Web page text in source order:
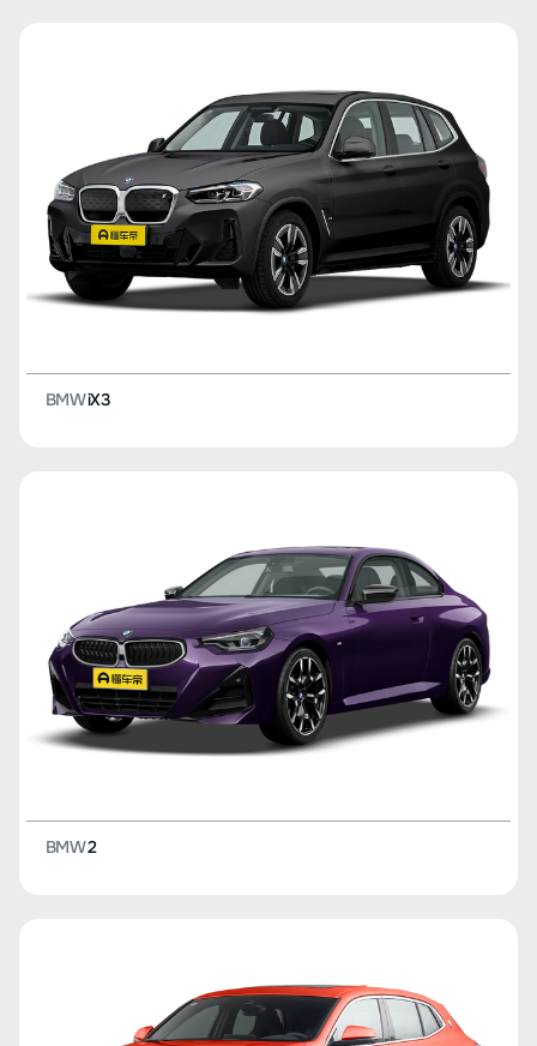
BMWiX3
BMW2